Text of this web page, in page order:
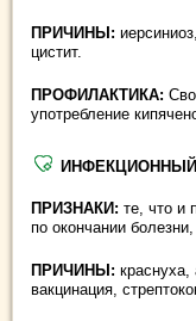
ПРИЧИНЫ:
цистит.
ПРОФИЛАКТИКА:
употребление
ПРИЗНАКИ: те, что и
по окончании
ПРИЧИНЫ: краснуха,
вакцинация,